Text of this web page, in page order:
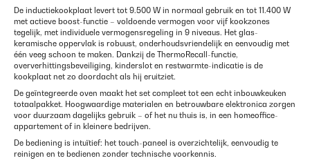
De inductiekookplaat levert tot 9.500 W in normaal gebruik en tot 11.400 W
met actieve boost-functie – voldoende vermogen voor vijf kookzones
tegelijk, met individuele vermogensregeling in 9 niveaus. Het glas-
keramische oppervlak is robuust, onderhoudsvriendelijk en eenvoudig met
één veeg schoon te maken. Dankzij de ThermoRecall-functie,
oververhittingsbeveiliging, kinderslot en restwarmte-indicatie is de
kookplaat net zo doordacht als hij eruitziet.
De geïntegreerde oven maakt het set compleet tot een echt inbouwkeuken
totaalpakket. Hoogwaardige materialen en betrouwbare elektronica zorgen
voor duurzaam dagelijks gebruik – of het nu thuis is, in een homeoffice-
appartement of in kleinere bedrijven.
De bediening is intuïtief: het touch-paneel is overzichtelijk, eenvoudig te
reinigen en te bedienen zonder technische voorkennis.